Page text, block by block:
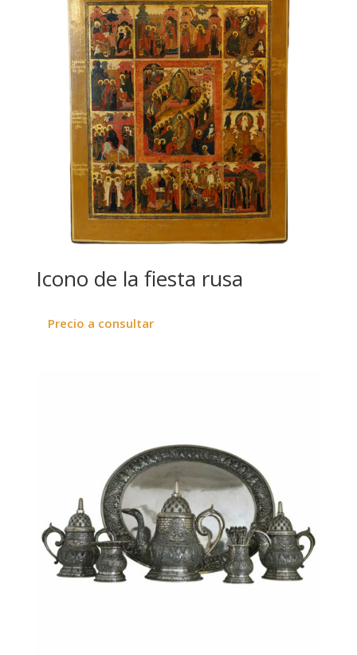
Icono de la fiesta rusa
Precio a consultar